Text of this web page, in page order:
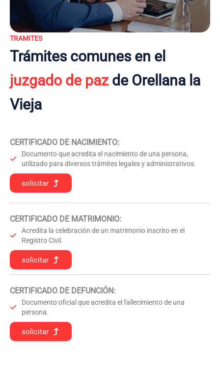
TRAMITES
Trámites comunes en el
juzgado de pazde Orellana la
Vieja
CERTIFICADO DE NACIMIENTO:
Documento que acredita el nacimiento de una persona,
utilizado para diversos trámites legales y administrativos.
solicitar
CERTIFICADO DE MATRIMONIO:
Acredita la celebración de un matrimonio inscrito en el
Registro Civil.
solicitar
CERTIFICADO DE DEFUNCIÓN:
Documento oficial que acredita el fallecimiento de una
persona.
solicitar